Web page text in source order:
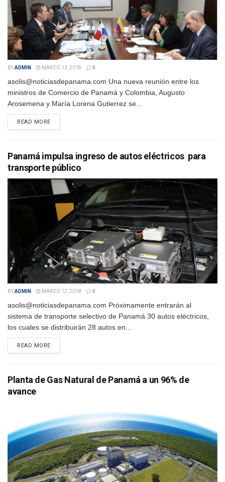
BYADMIN MARZO 13, 2018 0
asolis@noticiasdepanama.com Una nueva reunión entre los
ministros de Comercio de Panamá y Colombia, Augusto
Arosemena y María Lorena Gutierrez se...
READ MOREDETAILS
Panamá impulsa ingreso de autos eléctricos para
transporte público
BYADMIN MARZO 12, 2018 0
asolis@noticiasdepanama.com Próximamente entrarán al
sistema de transporte selectivo de Panamá 30 autos eléctricos,
los cuales se distribuirán 28 autos en...
READ MOREDETAILS
Planta de Gas Natural de Panamá a un 96% de
avance